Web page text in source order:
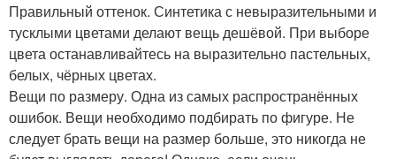
Правильный оттенок. Синтетика с невыразительными и
тусклыми цветами делают вещь дешёвой. При выборе
цвета останавливайтесь на выразительно пастельных,
белых, чёрных цветах.
Вещи по размеру. Одна из самых распространённых
ошибок. Вещи необходимо подбирать по фигуре. Не
следует брать вещи на размер больше, это никогда не